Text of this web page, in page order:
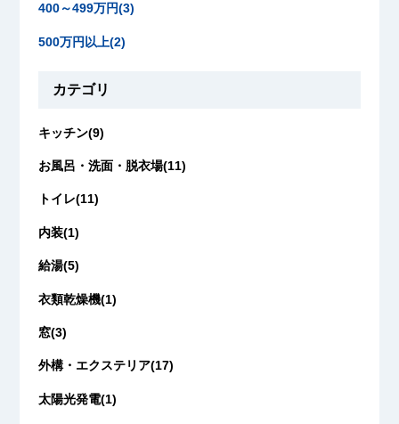
400～499万円(3)
500万円以上(2)
カテゴリ
キッチン(9)
お風呂・洗面・脱衣場(11)
トイレ(11)
内装(1)
給湯(5)
衣類乾燥機(1)
窓(3)
外構・エクステリア(17)
太陽光発電(1)